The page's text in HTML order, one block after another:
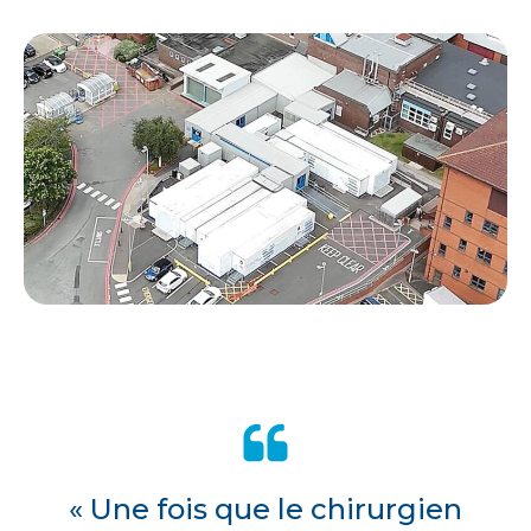
« Une fois que le chirurgien